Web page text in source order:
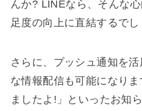
んか? LINEなら、そんな
足度の向上に直結するでし
さらに、プッシュ通知を
な情報配信も可能になり
ましたよ!」といったお知